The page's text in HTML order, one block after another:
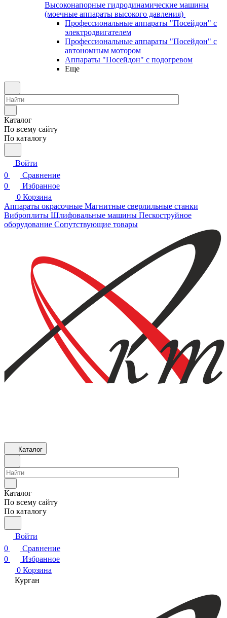
Высоконапорные гидродинамические машины
(моечные аппараты высокого давления)
Профессиональные аппараты "Посейдон" с
электродвигателем
Профессиональные аппараты "Посейдон" с
автономным мотором
Аппараты "Посейдон" с подогревом
Еще
Каталог
По всему сайту
По каталогу
Войти
0
Сравнение
0
Избранное
0 Корзина
Аппараты окрасочные Магнитные сверлильные станки
Виброплиты Шлифовальные машины Пескоструйное
оборудование Сопутствующие товары
Каталог
Каталог
По всему сайту
По каталогу
Войти
0
Сравнение
0
Избранное
0 Корзина
Курган